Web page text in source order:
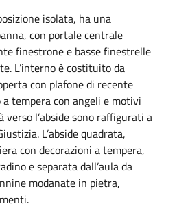
isolata, ha una
con portale centrale
finestrone e basse finestrelle
L’interno è costituito da
con plafone di recente
tempera con angeli e motivi
verso l’abside sono raffigurati a
L’abside quadrata,
con decorazioni a tempera,
e separata dall’aula da
modanate in pietra,